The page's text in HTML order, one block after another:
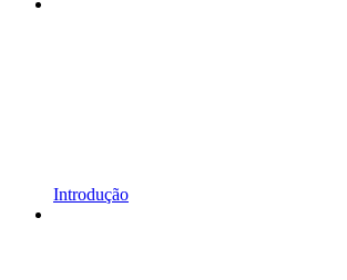
Introdução